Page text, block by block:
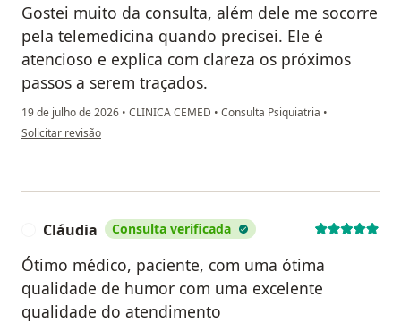
Gostei muito da consulta, além dele me socorre
pela telemedicina quando precisei. Ele é
atencioso e explica com clareza os próximos
passos a serem traçados.
19 de julho de 2026 • CLINICA CEMED • Consulta Psiquiatria •
na opinião do utilizador Ramyle
Solicitar revisão
Cláudia Consulta verificada
Ótimo médico, paciente, com uma ótima
qualidade de humor com uma excelente
qualidade do atendimento